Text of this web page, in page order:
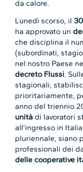
da calore.
Lunedì scorso, il
ha approvato un
che disciplina il
(subordinati,
nel nostro Paese
decreto Flussi.
stagionali,
prioritariamente,
anno del triennio
unità di lavoratori
all’ingresso in
pluriennale, siano
professionali dei
delle cooperative